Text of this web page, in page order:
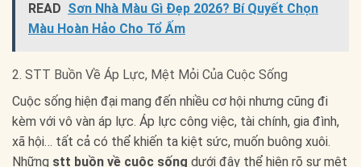
READ Sơn Nhà Màu Gì Đẹp 2026? Bí Quyết Chọn
Màu Hoàn Hảo Cho Tổ Ấm
2. STT Buồn Về Áp Lực, Mệt Mỏi Của Cuộc Sống
Cuộc sống hiện đại mang đến nhiều cơ hội nhưng cũng đi
kèm với vô vàn áp lực. Áp lực công việc, tài chính, gia đình,
xã hội… tất cả có thể khiến ta kiệt sức, muốn buông xuôi.
Những stt buồn về cuộc sống dưới đây thể hiện rõ sự mệt